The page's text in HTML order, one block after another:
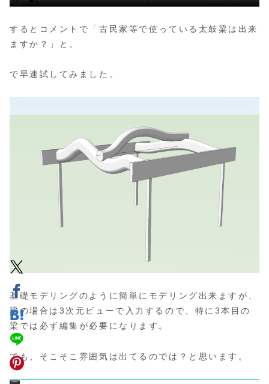
するとコメントで「古民家等で使っている太鼓梁は出来
ますか？」と。
で早速試してみました。
基礎モデリングのように簡単にモデリング出来ますが、
梁の場合は3次元ビューで入力するので、特に3本目の
梁では必ず編集が必要になります。
でも、そこそこ雰囲気は出てるのでは？と思います。